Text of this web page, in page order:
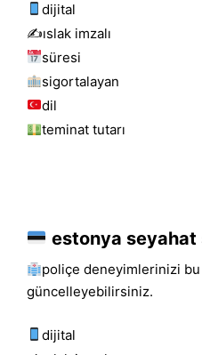
dijital
✍️islak i̇mzalı
süresi
sigortalayan
dil
teminat tutarı
estonya seyahat
poliçe deneyimlerinizi bu
güncelleyebilirsiniz.
dijital